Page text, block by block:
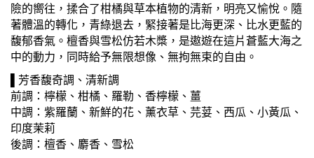
險的嚮往，揉合了柑橘與草本植物的清新，明亮又愉悅。隨
著體溫的轉化，青綠退去，緊接著是比海更深、比水更藍的
馥郁香氣。檀香與雪松仿若木槳，是遨遊在這片蒼藍大海之
中的動力，同時給予無限想像、無拘無束的自由。
▌芳香馥奇調、清新調
前調：檸檬、柑橘、羅勒、香檸檬、薑
中調：紫羅蘭、新鮮的花、薰衣草、芫荽、西瓜、小黃瓜、
印度茉莉
後調：檀香、麝香、雪松